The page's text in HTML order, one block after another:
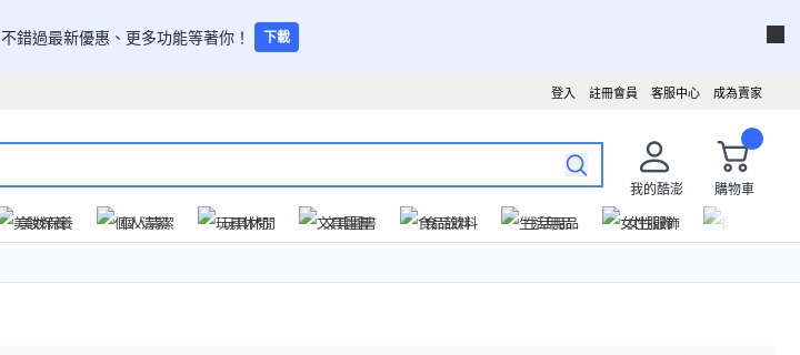
不錯過最新優惠、更多功能等著你！ 下載
成為賣家
客服中心
註冊會員
登入
我的酷澎
購物車
美妝保養 個人清潔 玩具休閒 文具圖書 食品飲料 生活用品 女性服飾